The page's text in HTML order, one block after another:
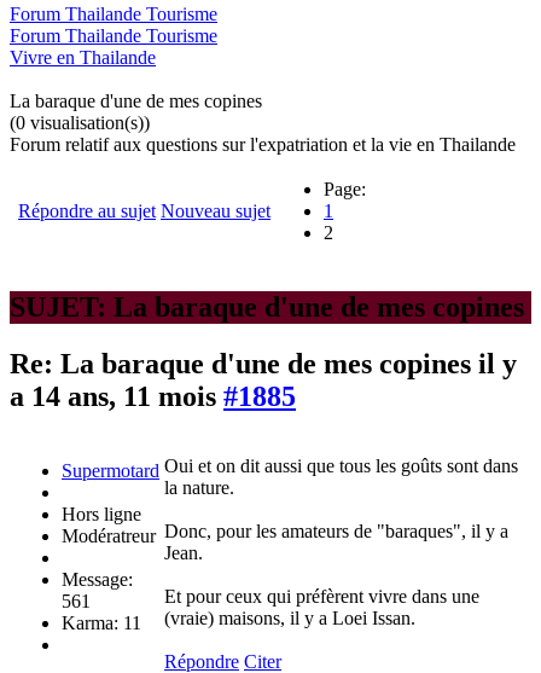
Forum Thailande Tourisme
Forum Thailande Tourisme
Vivre en Thailande
La baraque d'une de mes copines
(0 visualisation(s))
Forum relatif aux questions sur l'expatriation et la vie en Thailande
Répondre au sujet Nouveau sujet
Page:
1
2
SUJET: La baraque d'une de mes copines
Re: La baraque d'une de mes copines il y
a 14 ans, 11 mois #1885
Supermotard
Hors ligne
Modératreur
Message:
561
Karma: 11
Oui et on dit aussi que tous les goûts sont dans
la nature.
Donc, pour les amateurs de "baraques", il y a
Jean.
Et pour ceux qui préfèrent vivre dans une
(vraie) maisons, il y a Loei Issan.
Répondre Citer